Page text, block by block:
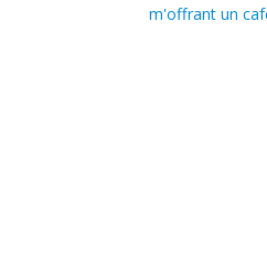
m'offrant un